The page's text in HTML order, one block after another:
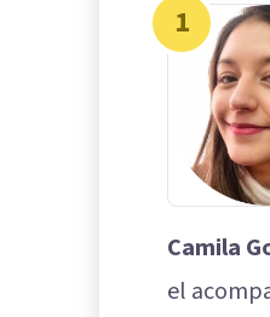
1
Camila
el